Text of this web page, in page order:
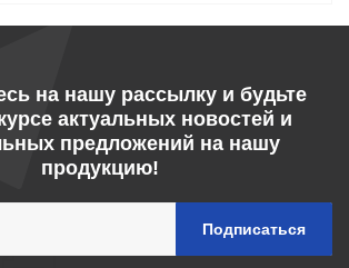
на нашу рассылку и будьте
актуальных новостей и
предложений на нашу
продукцию!